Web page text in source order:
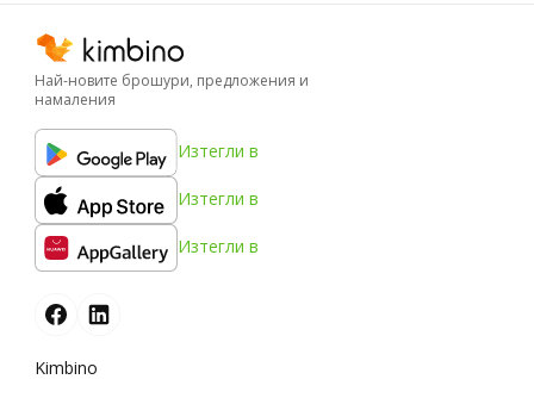
Най-новите брошури, предложения и
намаления
Изтегли в
Изтегли в
Изтегли в
Kimbino